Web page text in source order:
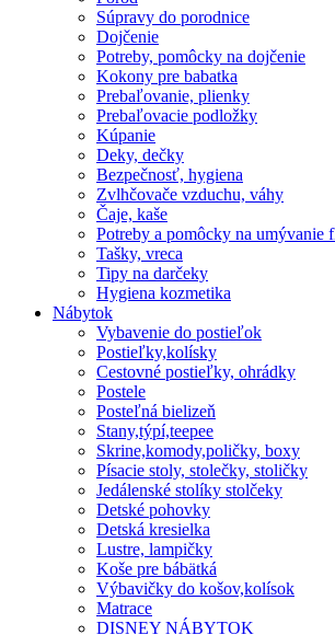
Súpravy do porodnice
Dojčenie
Potreby, pomôcky na dojčenie
Kokony pre babatka
Prebaľovanie, plienky
Prebaľovacie podložky
Kúpanie
Deky, dečky
Bezpečnosť, hygiena
Zvlhčovače vzduchu, váhy
Čaje, kaše
Potreby a pomôcky na umývanie
Tašky, vreca
Tipy na darčeky
Hygiena kozmetika
Nábytok
Vybavenie do postieľok
Postieľky,kolísky
Cestovné postieľky, ohrádky
Postele
Posteľná bielizeň
Stany,týpí,teepee
Skrine,komody,poličky, boxy
Písacie stoly, stolečky, stoličky
Jedálenské stolíky stolčeky
Detské pohovky
Detská kresielka
Lustre, lampičky
Koše pre bábätká
Výbavičky do košov,kolísok
Matrace
DISNEY NÁBYTOK